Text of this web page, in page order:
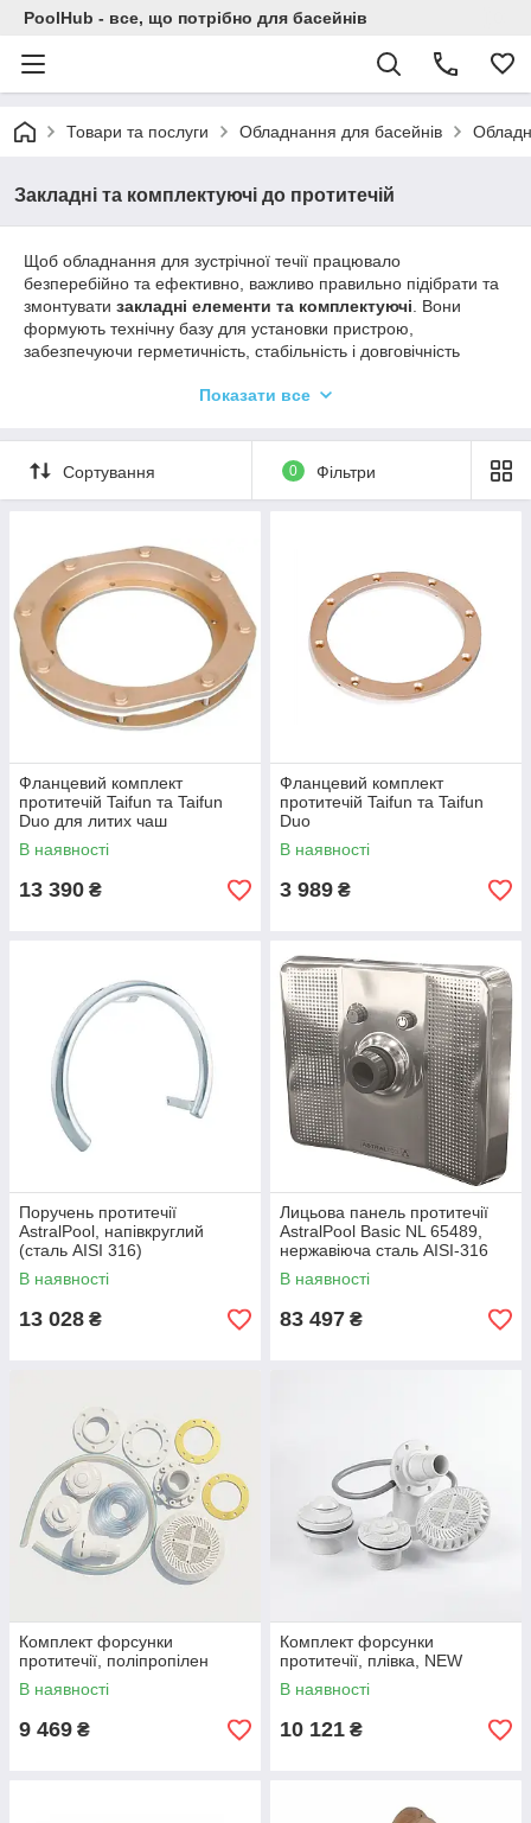
PoolHub - все, що потрібно для басейнів
Товари та послуги Обладнання для басейнів
Закладні та комплектуючі до протитечій
Щоб обладнання для зустрічної течії працювало
безперебійно та ефективно, важливо правильно підібрати та
змонтувати закладні елементи та комплектуючі . Вони
формують технічну базу для установки пристрою,
забезпечуючи герметичність, стабільність і довговічність
Правильний вибір комплектуючих — це запорука
плавання. Обирайте надійні рішення для безпечного та
потужного потоку у вашому басейні.
Показати все
Сортування 0 Фільтри
Фланцевий комплект
протитечій Taifun та Taifun
Duo для литих чаш
В наявності
13 390 ₴
Фланцевий комплект
протитечій Taifun та Taifun
Duo
В наявності
3 989 ₴
Поручень протитечії
AstralPool, напівкруглий
(сталь AISI 316)
В наявності
13 028 ₴
Лицьова панель протитечії
AstralPool Basic NL 65489,
нержавіюча сталь AISI-316
В наявності
83 497 ₴
Комплект форсунки
протитечії, поліпропілен
В наявності
9 469 ₴
Комплект форсунки
протитечії, плівка, NEW
В наявності
10 121 ₴